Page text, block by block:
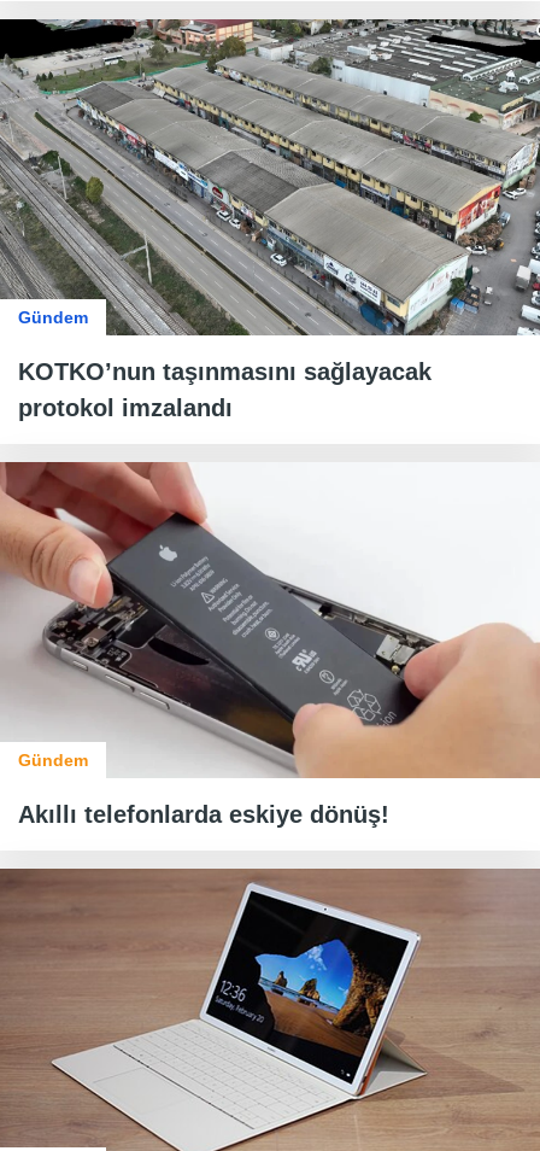
Gündem
KOTKO’nun taşınmasını sağlayacak
protokol imzalandı
Gündem
Akıllı telefonlarda eskiye dönüş!